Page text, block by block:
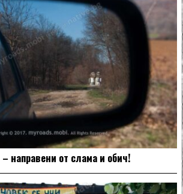
направени от слама и обич!